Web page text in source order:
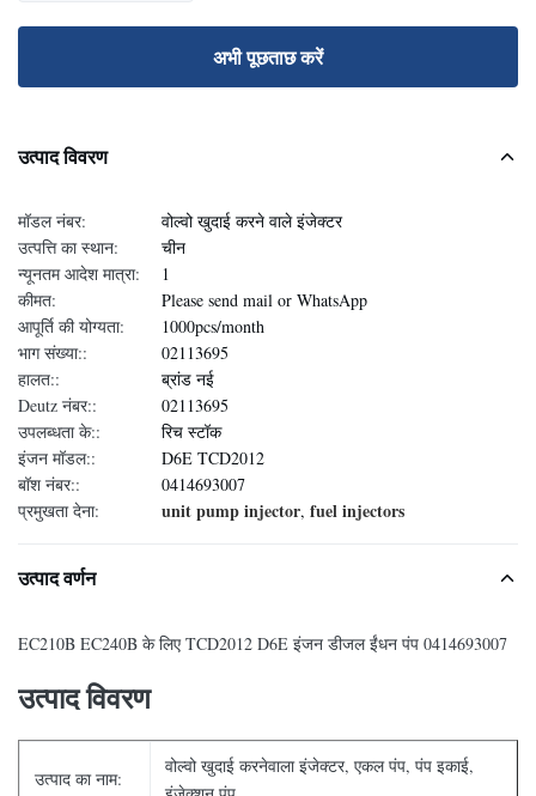
अभी पूछताछ करें
उत्पाद विवरण
मॉडल नंबर:
वोल्वो खुदाई करने वाले इंजेक्टर
उत्पत्ति का स्थान:
चीन
न्यूनतम आदेश मात्रा:
1
कीमत:
Please send mail or WhatsApp
आपूर्ति की योग्यता:
1000pcs/month
भाग संख्या::
02113695
हालत::
ब्रांड नई
Deutz नंबर::
02113695
उपलब्धता के::
रिच स्टॉक
इंजन मॉडल::
D6E TCD2012
बॉश नंबर::
0414693007
प्रमुखता देना:
unit pump injector, fuel injectors
उत्पाद वर्णन
EC210B EC240B के लिए TCD2012 D6E इंजन डीजल ईंधन पंप 0414693007
उत्पाद विवरण
उत्पाद का नाम:
वोल्वो खुदाई करनेवाला इंजेक्टर, एकल पंप, पंप इकाई,